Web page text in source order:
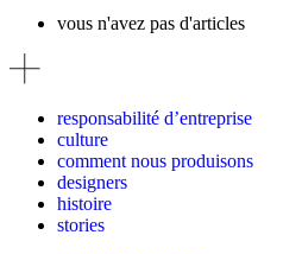
vous n'avez pas d'articles
responsabilité d’entreprise
culture
comment nous produisons
designers
histoire
stories